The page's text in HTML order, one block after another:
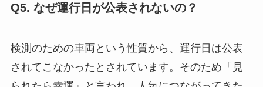
Q5. なぜ運行日が公表されないの？
検測のための車両という性質から、運行日は公表
されてこなかったとされています。そのため「見